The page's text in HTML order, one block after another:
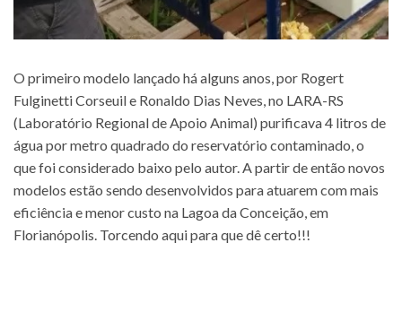
O primeiro modelo lançado há alguns anos, por Rogert
Fulginetti Corseuil e Ronaldo Dias Neves, no LARA-RS
(Laboratório Regional de Apoio Animal) purificava 4 litros de
água por metro quadrado do reservatório contaminado, o
que foi considerado baixo pelo autor. A partir de então novos
modelos estão sendo desenvolvidos para atuarem com mais
eficiência e menor custo na Lagoa da Conceição, em
Florianópolis. Torcendo aqui para que dê certo!!!